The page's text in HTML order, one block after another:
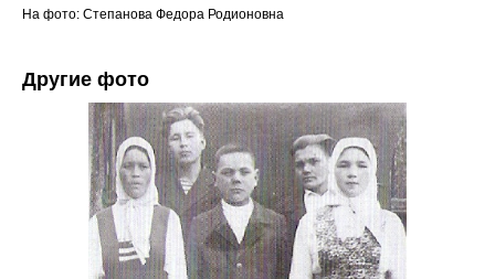
На фото: Степанова Федора Родионовна
Другие фото